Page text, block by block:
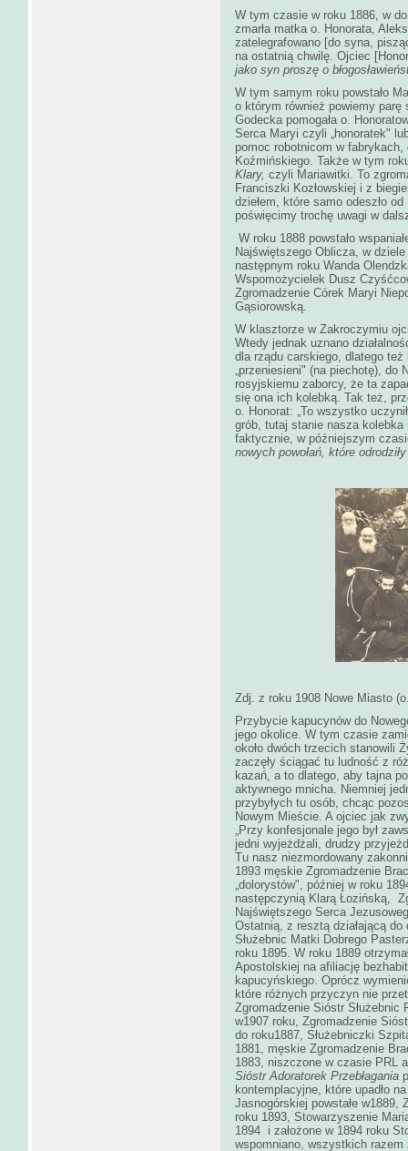
W tym czasie w roku 1886, w
zmarła matka o. Honorata,
zatelegrafowano [do syna,
na ostatnią chwilę. Ojciec
jako syn proszę o
W tym samym roku powstało
o którym również powiemy parę
Godecka pomogała o.
Serca Maryi czyli „honoratek"
pomoc robotnicom w fabrykach,
Koźmińskiego. Także w tym
Klary, czyli Mariawitki. To
Franciszki Kozłowskiej i z
dziełem, które samo odeszło od
poświęcimy trochę uwagi w
W roku 1888 powstało
Najświętszego Oblicza, w
następnym roku Wanda
Wspomożycielek Dusz
Zgromadzenie Córek Maryi
Gąsiorowską.
W klasztorze w Zakroczymiu
Wtedy jednak uznano
dla rządu carskiego, dlatego
„przeniesieni" (na piechotę), do
rosyjskiemu zaborcy, że ta
się ona ich kolebką. Tak też,
o. Honorat: „To wszystko
grób, tutaj stanie nasza
faktycznie, w późniejszym
nowych powołań, które
Zdj. z roku 1908 Nowe Miasto
Przybycie kapucynów do
jego okolice. W tym czasie
około dwóch trzecich stanowili
zaczęły ściągać tu ludność z
kazań, a to dlatego, aby tajna
aktywnego mnicha. Niemniej
przybyłych tu osób, chcąc
Nowym Mieście. A ojciec jak
„Przy konfesjonale jego był
jedni wyjeżdżali, drudzy
Tu nasz niezmordowany
1893 męskie Zgromadzenie
„dolorystów", później w roku
następczynią Klarą Łozińską,
Najświętszego Serca
Ostatnią, z resztą działającą
Służebnic Matki Dobrego
roku 1895. W roku 1889
Apostolskiej na afiliację
kapucyńskiego. Oprócz
które różnych przyczyn nie
Zgromadzenie Sióstr Służebnic
w1907 roku, Zgromadzenie
do roku1887, Służebniczki
1881, męskie Zgromadzenie
1883, niszczone w czasie PRL
Sióstr Adoratorek Przebłagania
kontemplacyjne, które upadło
Jasnogórskiej powstałe
roku 1893, Stowarzyszenie
1894 i założone w 1894 roku
wspomniano, wszystkich razem